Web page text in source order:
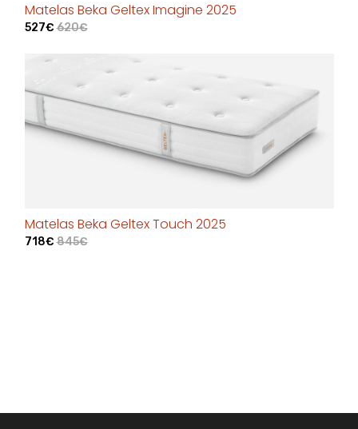
Matelas Beka Geltex Imagine 2025
527€620€
Matelas Beka Geltex Touch 2025
718€845€